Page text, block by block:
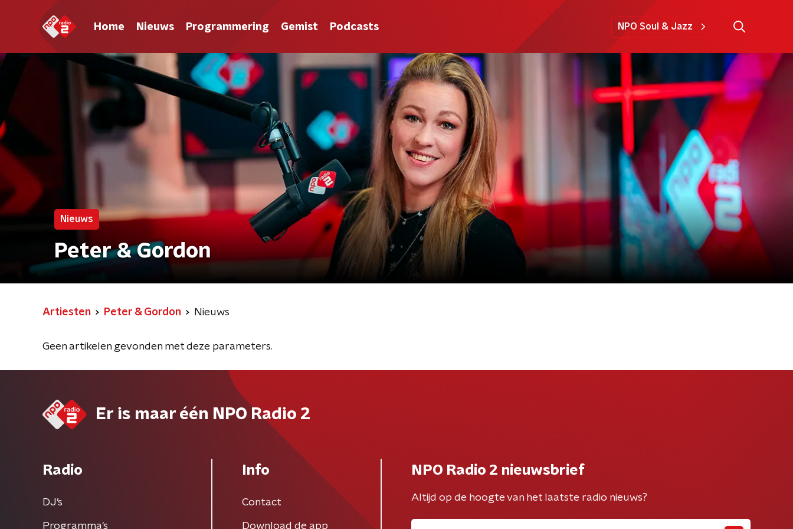
Home Nieuws Programmering Gemist Podcasts NPO Soul & Jazz
Nieuws
Peter & Gordon
Artiesten Peter & Gordon Nieuws
Geen artikelen gevonden met deze parameters.
Er is maar één NPO Radio 2
Radio
DJ’s
Programma's
Info
Contact
Download de app
NPO Radio 2 nieuwsbrief
Altijd op de hoogte van het laatste radio nieuws?